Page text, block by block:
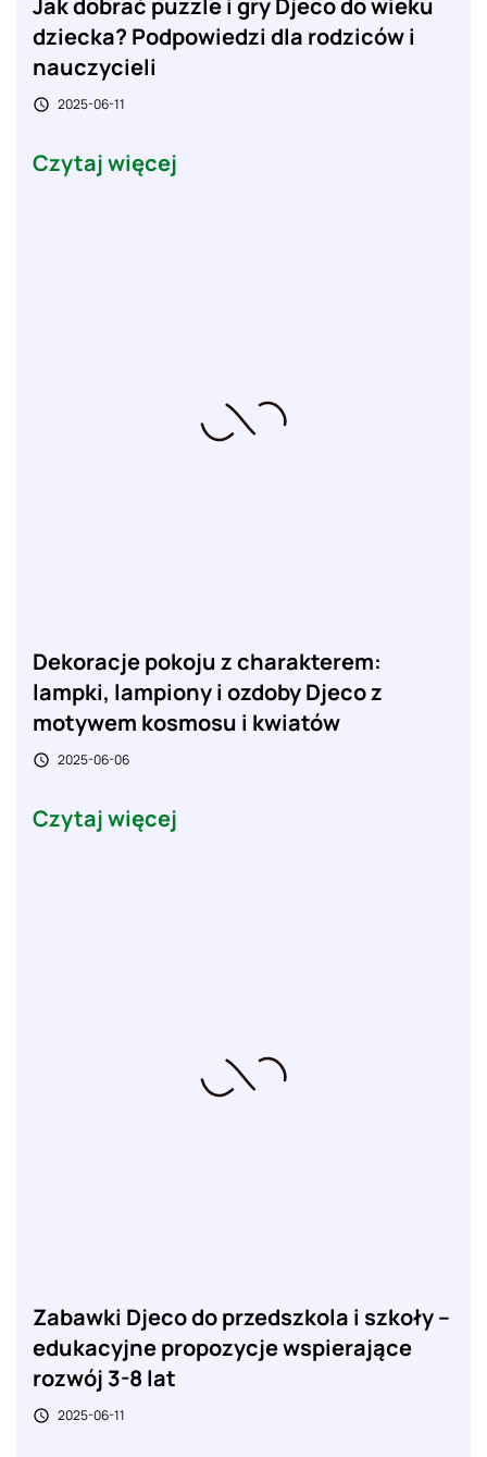
dziecka? Podpowiedzi dla rodziców i
nauczycieli
 2025-06-11
Czytaj więcej
Dekoracje pokoju z charakterem:
lampki, lampiony i ozdoby Djeco z
motywem kosmosu i kwiatów
 2025-06-06
Czytaj więcej
Zabawki Djeco do przedszkola i szkoły –
edukacyjne propozycje wspierające
rozwój 3-8 lat
 2025-06-11